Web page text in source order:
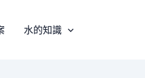
水的知識